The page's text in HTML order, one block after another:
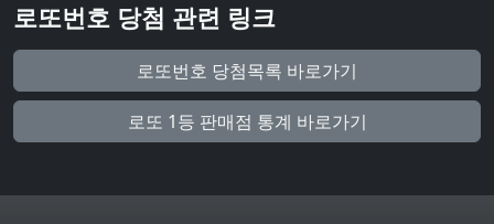
로또번호 당첨 관련 링크
로또번호 당첨목록 바로가기
로또 1등 판매점 통계 바로가기